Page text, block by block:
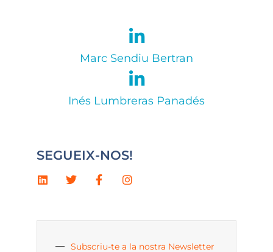
Marc Sendiu Bertran
Inés Lumbreras Panadés
SEGUEIX-NOS!
Subscriu-te a la nostra Newsletter